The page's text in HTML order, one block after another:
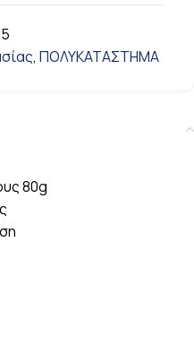
, ΠΟΛΥΚΑΤΑΣΤΗΜΑ
80g